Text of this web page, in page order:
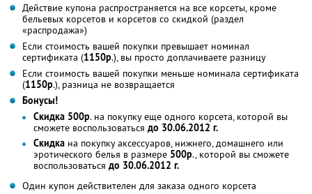
Действие купона распространяется на все корсеты, кроме
бельевых корсетов и корсетов со скидкой (раздел
«распродажа»)
Если стоимость вашей покупки превышает номинал
сертификата (1150р.), вы просто доплачиваете разницу
Если стоимость вашей покупки меньше номинала сертификата
(1150р.), разница не возвращается
Бонусы!
Скидка 500р. на покупку еще одного корсета, которой вы
сможете воспользоваться до 30.06.2012 г.
Скидка на покупку аксессуаров, нижнего, домашнего или
эротического белья в размере 500р., которой вы сможете
воспользоваться до 30.06.2012 г.
Один купон действителен для заказа одного корсета